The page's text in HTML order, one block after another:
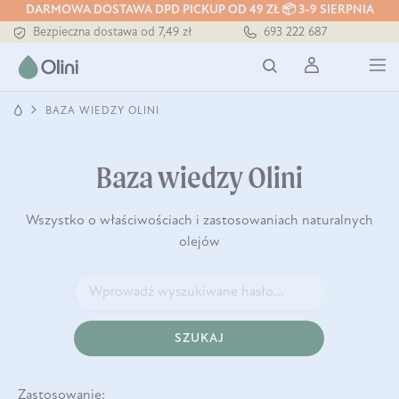
DARMOWA DOSTAWA DPD PICKUP OD 49 ZŁ 📦 3-9 SIERPNIA
Bezpieczna dostawa od 7,49 zł
Darmowa dostawa od 199 zł
Tłoczony zawsze na zimno
693 222 687
BAZA WIEDZY OLINI
Baza wiedzy Olini
Wszystko o właściwościach i zastosowaniach naturalnych
olejów
SZUKAJ
Zastosowanie: